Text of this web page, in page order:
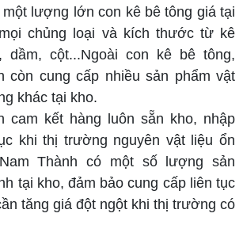
một lượng lớn con kê bê tông giá tại
chủng loại và kích thước từ kê
dầm, cột...Ngoài con kê bê tông,
còn cung cấp nhiều sản phẩm vật
khác tại kho.
cam kết hàng luôn sẵn kho, nhập
khi thị trường nguyên vật liệu ổn
Thành có một số lượng sản
tại kho, đảm bảo cung cấp liên tục
tăng giá đột ngột khi thị trường có